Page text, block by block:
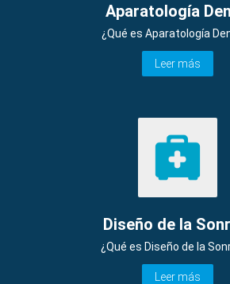
Aparatología
¿Qué es Aparatología
Leer más
Diseño de la
¿Qué es Diseño de la
Leer más